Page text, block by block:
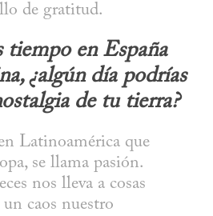
de gratitud.
tiempo en España
¿algún día podrías
de tu tierra?
Latinoamérica que
se llama pasión.
nos lleva a cosas
un caos nuestro